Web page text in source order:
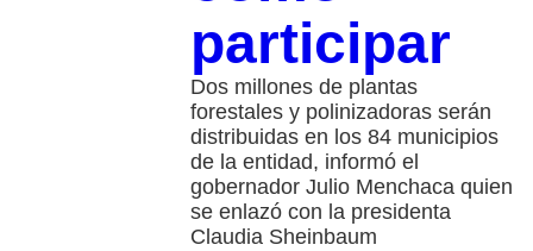
participar
Dos millones de plantas
forestales y polinizadoras serán
distribuidas en los 84 municipios
de la entidad, informó el
gobernador Julio Menchaca quien
se enlazó con la presidenta
Claudia Sheinbaum